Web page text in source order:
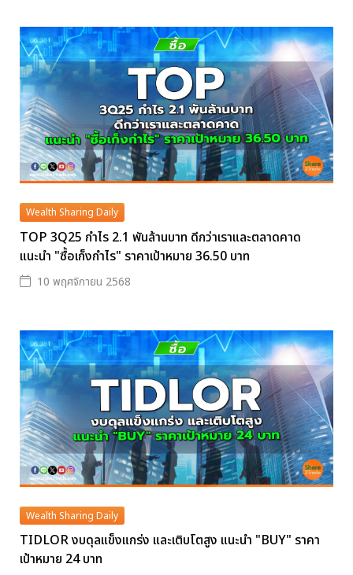
Wealth Sharing Daily
TOP 3Q25 กำไร 2.1 พันล้านบาท ดีกว่าเราและตลาดคาด
แนะนำ "ซื้อเก็งกำไร" ราคาเป้าหมาย 36.50 บาท
10 พฤศจิกายน 2568
Wealth Sharing Daily
TIDLOR งบดุลแข็งแกร่ง และเติบโตสูง แนะนำ "BUY" ราคา
เป้าหมาย 24 บาท